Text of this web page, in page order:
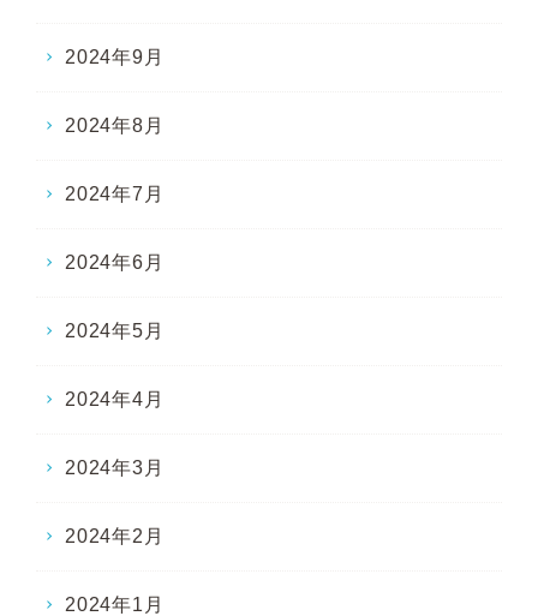
2024年9月
2024年8月
2024年7月
2024年6月
2024年5月
2024年4月
2024年3月
2024年2月
2024年1月